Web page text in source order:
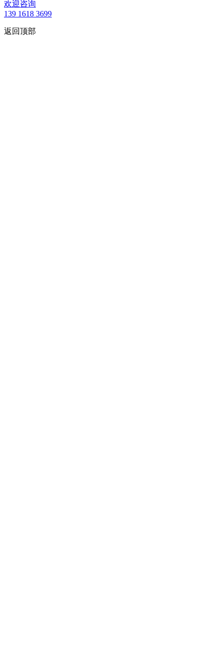
欢迎咨询
139 1618 3699
返回顶部